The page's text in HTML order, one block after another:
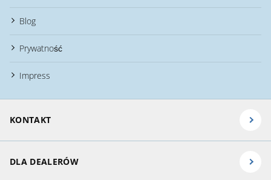
Blog
Prywatność
Impress
KONTAKT
DLA DEALERÓW